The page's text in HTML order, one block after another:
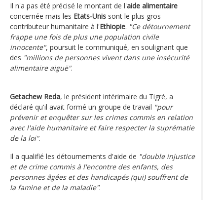
Il n'a pas été précisé le montant de l'aide alimentaire
concernée mais les Etats-Unis sont le plus gros
contributeur humanitaire à l'Ethiopie. "Ce détournement
frappe une fois de plus une population civile
innocente", poursuit le communiqué, en soulignant que
des "millions de personnes vivent dans une insécurité
alimentaire aiguë".
Getachew Reda, le président intérimaire du Tigré, a
déclaré qu'il avait formé un groupe de travail "pour
prévenir et enquêter sur les crimes commis en relation
avec l'aide humanitaire et faire respecter la suprématie
de la loi".
Il a qualifié les détournements d'aide de "double injustice
et de crime commis à l'encontre des enfants, des
personnes âgées et des handicapés (qui) souffrent de
la famine et de la maladie".